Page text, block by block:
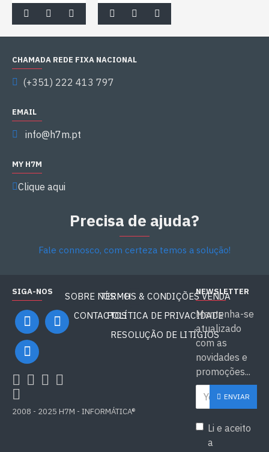
CHAMADA REDE FIXA NACIONAL
(+351) 222 413 797
EMAIL
info@h7m.pt
MY H7M
Clique aqui
Precisa de ajuda?
Fale connosco, com certeza temos a solução!
SIGA-NOS
2008 - 2025 H7M - INFORMÁTICA®
SOBRE NÓS - H7M
CONTACTOS
TERMOS & CONDIÇÕES VENDA
POLÍTICA DE PRIVACIDADE
RESOLUÇÃO DE LITÍGIOS
NEWSLETTER
Mantenha-se
atualizado
com as
novidades e
promoções...
ENVIAR
Li e aceito
a